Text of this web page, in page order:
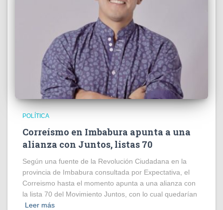
POLÍTICA
Correísmo en Imbabura apunta a una
alianza con Juntos, listas 70
Según una fuente de la Revolución Ciudadana en la
provincia de Imbabura consultada por Expectativa, el
Correismo hasta el momento apunta a una alianza con
la lista 70 del Movimiento Juntos, con lo cual quedarían
Leer más